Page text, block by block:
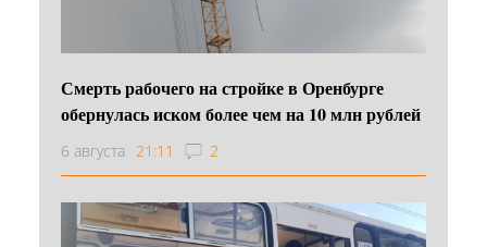
Смерть рабочего на стройке в Оренбурге
обернулась иском более чем на 10 млн рублей
6 августа 21:11 2